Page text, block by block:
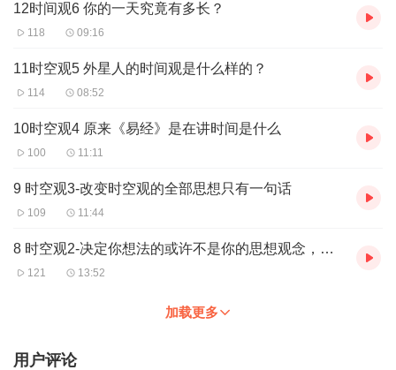
12时间观6 你的一天究竟有多长？
118 09:16
11时空观5 外星人的时间观是什么样的？
114 08:52
10时空观4 原来《易经》是在讲时间是什么
100 11:11
9 时空观3-改变时空观的全部思想只有一句话
109 11:44
8 时空观2-决定你想法的或许不是你的思想观念，而是你的时空观
121 13:52
加载更多
用户评论